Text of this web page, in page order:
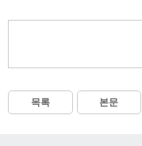
목록 본문